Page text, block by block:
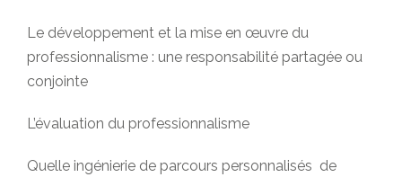
Le développement et la mise en œuvre du
professionnalisme : une responsabilité partagée ou
conjointe
L’évaluation du professionnalisme
Quelle ingénierie de parcours personnalisés de